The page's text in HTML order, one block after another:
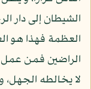
الشيطان إلى دار
العظمة فهذا هو
الراضين فمن
لا يخالطه الجهل،